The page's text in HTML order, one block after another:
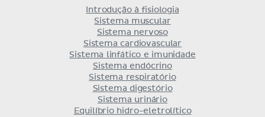
Introdução à fisiologia
Sistema muscular
Sistema nervoso
Sistema cardiovascular
Sistema linfático e imunidade
Sistema endócrino
Sistema respiratório
Sistema digestório
Sistema urinário
Equilíbrio hidro-eletrolítico